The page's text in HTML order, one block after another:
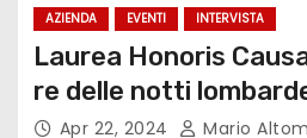
AZIENDA EVENTI INTERVISTA
Laurea Honoris
re delle notti
Apr 22, 2024 Mario